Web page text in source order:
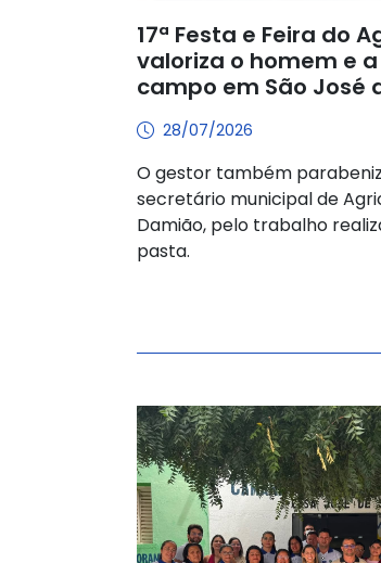
17ª Festa e Feira do
valoriza o homem e
campo em São José
28/07/2026
O gestor também
secretário municipal de
Damião, pelo trabalho
pasta.